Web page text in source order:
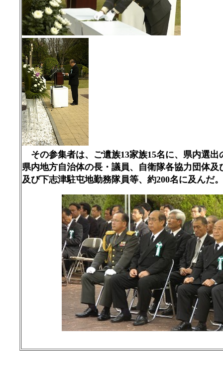
その参集者は、ご遺族13家族15名に、県内選出
県内地方自治体の長・議員、自衛隊各協力団体及
及び下志津駐屯地勤務隊員等、約200名に及んだ。